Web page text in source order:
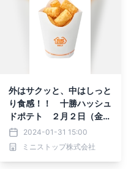
外はサクッと、中はしっと
り食感！！ 十勝ハッシュ
ドポテト ２月２日（金）
発売2024-01-31 15:00
ミニストップ株式会社